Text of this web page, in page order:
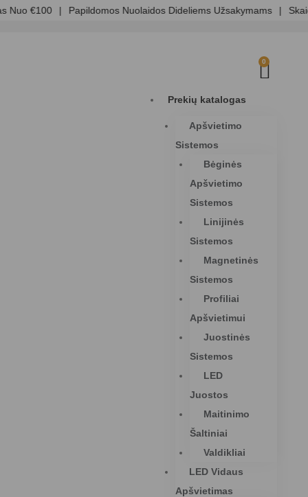
€100 | Papildomos Nuolaidos Dideliems Užsakymams | Skaidri
0
Prekių katalogas
Apšvietimo
Sistemos
Bėginės
Apšvietimo
Sistemos
Linijinės
Sistemos
Magnetinės
Sistemos
Profiliai
Apšvietimui
Juostinės
Sistemos
LED
Juostos
Maitinimo
Šaltiniai
Valdikliai
LED Vidaus
Apšvietimas